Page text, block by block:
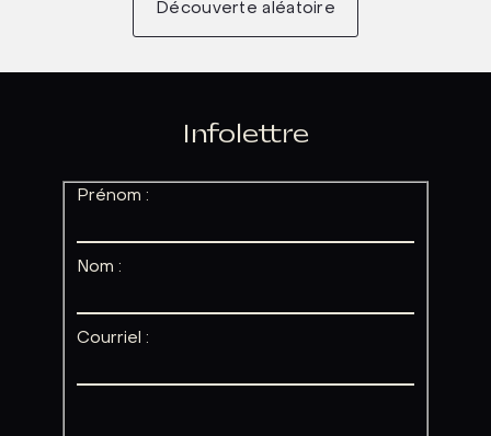
Découverte aléatoire
Infolettre
Prénom :
Nom :
Courriel :